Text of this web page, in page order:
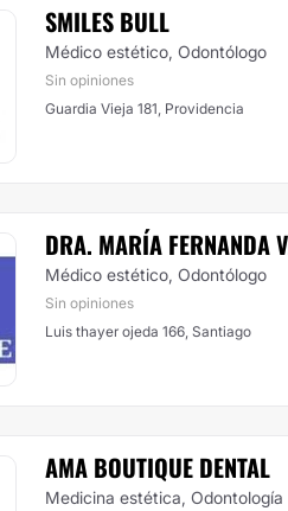
SMILES BULL
Médico estético, Odontólogo
Sin opiniones
Guardia Vieja 181, Providencia
DRA. MARÍA FERNANDA
Médico estético, Odontólogo
Sin opiniones
Luis thayer ojeda 166, Santiago
AMA BOUTIQUE DENTAL
Medicina estética, Odontología